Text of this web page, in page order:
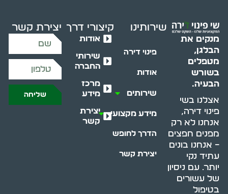
מנקים את
הבלגן,
מטפלים
בשורש
הבעיה.
אצלנו בשי
פינוי דירה,
אנחנו לא רק
מפנים חפצים
– אנחנו בונים
עתיד נקי
יותר. עם ניסיון
של עשורים
בטיפול
שירותינו
פינוי דירה
אודות
שירותים
מידע מקצועי
הדרך לחופש
יצירת קשר
קיצורי דרך
אודות
שירותי
החברה
מרכז
מידע
יצירת
קשר
יצירת קשר
שליחה